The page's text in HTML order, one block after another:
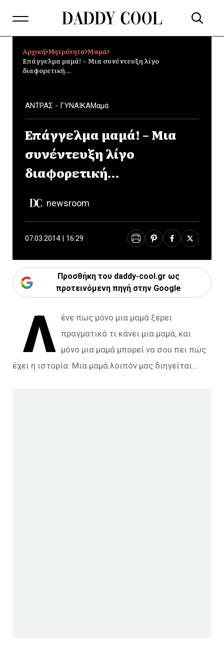
Αρχική Μητρότητα Μαμά
Επάγγελμα μαμά! – Μια συνέντευξη λίγο
διαφορετική…
ΑΝΤΡΑΣ - ΓΥΝΑΙΚΑΜαμά
Επάγγελμα μαμά! – Μια
συνέντευξη λίγο
διαφορετική…
newsroom
07.03.2014 | 16:29
Προσθήκη του daddy-cool.gr ως
προτεινόμενη πηγή στην Google
Λ ένε πως μόνο μια μαμά ξέρει
πραγματικά τι κάνει μια μαμά, και
μόνο μια μαμά μπορεί να σου πει πώς
έχει η ιστορία. Μια μαμά λοιπόν μας διηγείται…